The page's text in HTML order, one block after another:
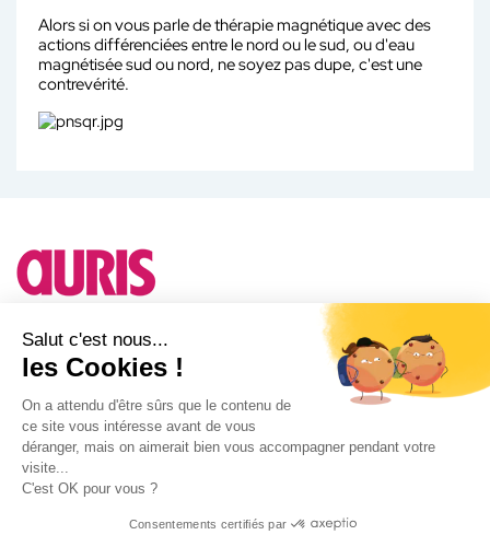
Alors si on vous parle de thérapie magnétique avec des
actions différenciées entre le nord ou le sud, ou d'eau
magnétisée sud ou nord, ne soyez pas dupe, c'est une
contrevérité.
A propos d'Auris
Notre actualité
Facebook
Instagram
Salut c'est nous...
les Cookies !
On a attendu d'être sûrs que le contenu de
ce site vous intéresse avant de vous
déranger, mais on aimerait bien vous accompagner pendant votre
visite...
C'est OK pour vous ?
Consentements certifiés par